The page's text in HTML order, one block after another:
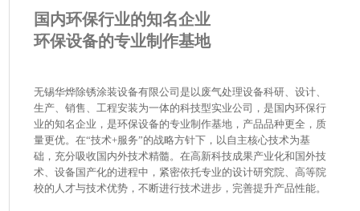
国内环保行业的知名企业
环保设备的专业制作基地
无锡华烨除锈涂装设备有限公司是以废气处理设备科研、设计、
生产、销售、工程安装为一体的科技型实业公司，是国内环保行
业的知名企业，是环保设备的专业制作基地，产品品种更全，质
量更优。在“技术+服务”的战略方针下，以自主核心技术为基
础，充分吸收国内外技术精髓。在高新科技成果产业化和国外技
术、设备国产化的进程中，紧密依托专业的设计研究院、高等院
校的人才与技术优势，不断进行技术进步，完善提升产品性能。